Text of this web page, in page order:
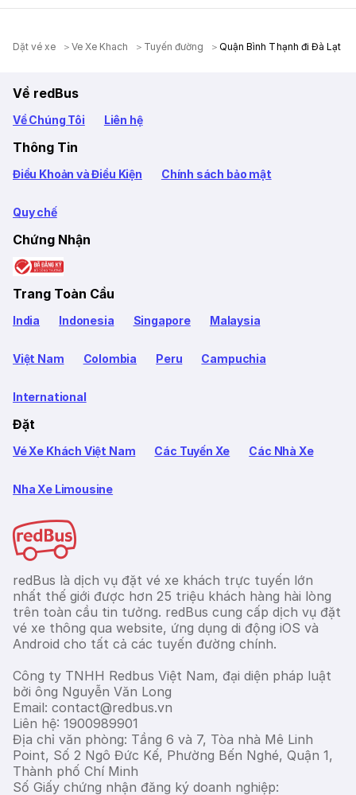
Dặt vé xe Ve Xe Khach Tuyến đường Quận Bình Thạnh đi Đà Lạt
Về redBus
Về Chúng Tôi Liên hệ
Thông Tin
Điều Khoản và Điều Kiện Chính sách bảo mật
Quy chế
Chứng Nhận
Trang Toàn Cầu
India Indonesia Singapore Malaysia
Việt Nam Colombia Peru Campuchia
International
Đặt
Vé Xe Khách Việt Nam Các Tuyến Xe Các Nhà Xe
Nha Xe Limousine
redBus là dịch vụ đặt vé xe khách trực tuyến lớn
nhất thế giới được hơn 25 triệu khách hàng hài lòng
trên toàn cầu tin tưởng. redBus cung cấp dịch vụ đặt
vé xe thông qua website, ứng dụng di động iOS và
Android cho tất cả các tuyến đường chính.
Công ty TNHH Redbus Việt Nam, đại diện pháp luật
bởi ông Nguyễn Văn Long
Email: contact@redbus.vn
Liên hệ: 1900989901
Địa chỉ văn phòng: Tầng 6 và 7, Tòa nhà Mê Linh
Point, Số 2 Ngô Đức Kế, Phường Bến Nghé, Quận 1,
Thành phố Chí Minh
Số Giấy chứng nhận đăng ký doanh nghiệp: